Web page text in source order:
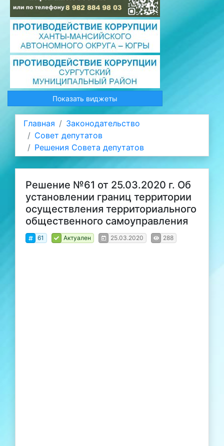
Показать виджеты
Главная
Законодательство
Совет депутатов
Решения Совета депутатов
Решение №61 от 25.03.2020 г. Об
установлении границ территории
осуществления территориального
общественного самоуправления
61 Актуален 25.03.2020 288